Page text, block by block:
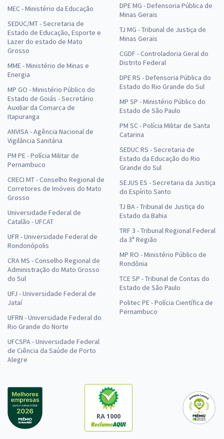
MEC - Ministério da Educação
SEDUC/MT - Secretaria de
Estado de Educação, Esporte e
Lazer do estado de Mato
Grosso
MME - Ministério de Minas e
Energia
MP GO - Ministério Público do
Estado de Goiás - Secretário
Auxiliar da Comarca de
Itapuranga
ANVISA - Agência Nacional de
Vigilância Sanitária
PM PE - Polícia Militar de
Pernambuco
CRECI MT - Conselho Regional de
Corretores de Imóveis do Mato
Grosso
Universidade Federal de
Catalão - UFCAT
UFR - Universidade Federal de
Rondonópolis
CRA MS - Conselho Regional de
Administração do Mato Grosso
do Sul
UFJ - Universidade Federal de
Jataí
UFRN - Universidade Federal do
Rio Grande do Norte
UFCSPA - Universidade Federal
de Ciência da Saúde de Porto
Alegre
DPE MG - Defensoria Pública de
Minas Gerais
TJ MG - Tribunal de Justiça de
Minas Gerais
CGDF - Controladoria Geral do
Distrito Federal
DPE RS - Defensoria Pública do
Estado do Rio Grande do Sul
MP SP - Ministério Público do
Estado de São Paulo
PM SC - Polícia Militar de Santa
Catarina
SEDUC RS - Secretaria de
Estado da Educação do Rio
Grande do Sul
SEJUS ES - Secretaria da Justiça
do Espírito Santo
TJ BA - Tribunal de Justiça do
Estado da Bahia
TRF 3 - Tribunal Regional Federal
da 3ª Região
MP RO - Ministério Público de
Rondônia
TCE SP - Tribunal de Contas do
Estado de São Paulo
Politec PE - Polícia Científica de
Pernambuco
RA 1000